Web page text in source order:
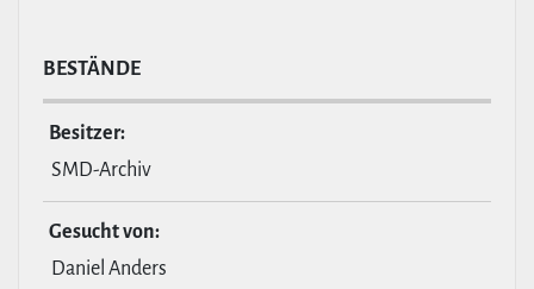
BESTÄNDE
Besitzer:
SMD-Archiv
Gesucht von:
Daniel Anders